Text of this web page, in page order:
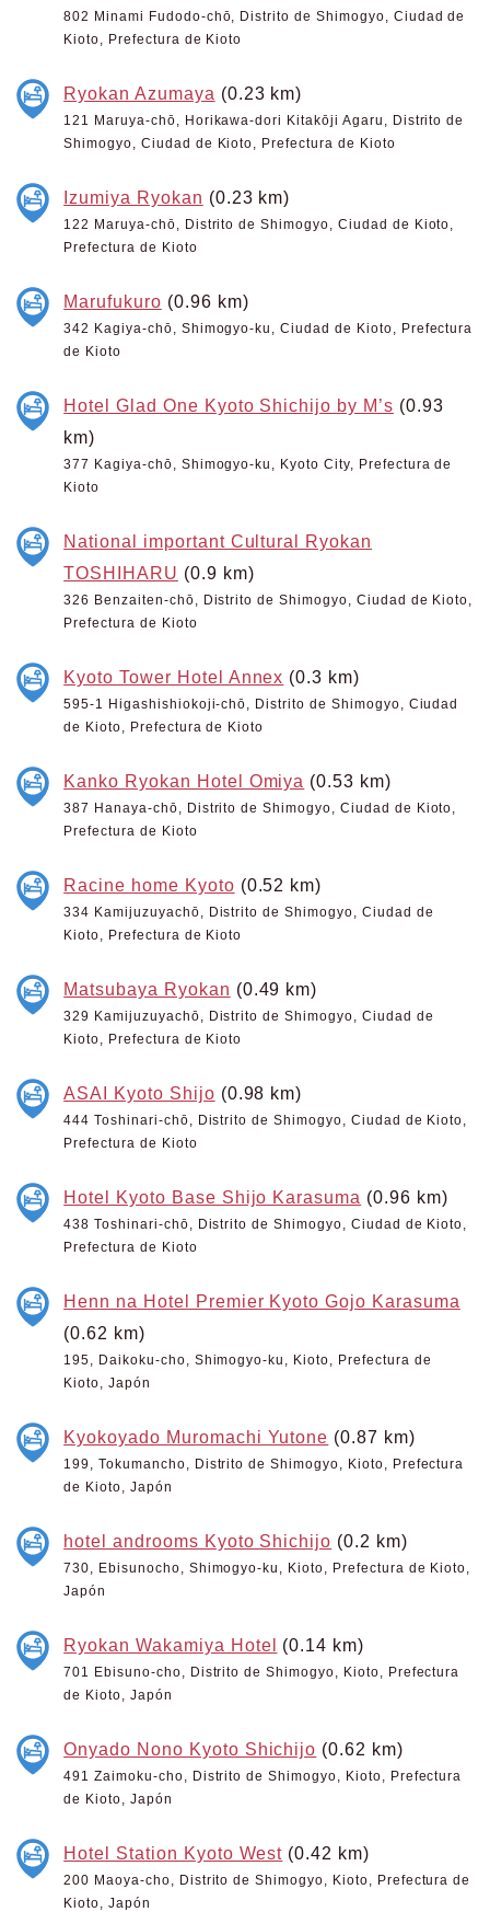
802 Minami Fudodo-chō, Distrito de Shimogyo, Ciudad de
Kioto, Prefectura de Kioto
Ryokan Azumaya (0.23 km)
121 Maruya-chō, Horikawa-dori Kitakōji Agaru, Distrito de
Shimogyo, Ciudad de Kioto, Prefectura de Kioto
Izumiya Ryokan (0.23 km)
122 Maruya-chō, Distrito de Shimogyo, Ciudad de Kioto,
Prefectura de Kioto
Marufukuro (0.96 km)
342 Kagiya-chō, Shimogyo-ku, Ciudad de Kioto, Prefectura
de Kioto
Hotel Glad One Kyoto Shichijo by M’s (0.93
km)
377 Kagiya-chō, Shimogyo-ku, Kyoto City, Prefectura de
Kioto
National important Cultural Ryokan
TOSHIHARU (0.9 km)
326 Benzaiten-chō, Distrito de Shimogyo, Ciudad de Kioto,
Prefectura de Kioto
Kyoto Tower Hotel Annex (0.3 km)
595-1 Higashishiokoji-chō, Distrito de Shimogyo, Ciudad
de Kioto, Prefectura de Kioto
Kanko Ryokan Hotel Omiya (0.53 km)
387 Hanaya-chō, Distrito de Shimogyo, Ciudad de Kioto,
Prefectura de Kioto
Racine home Kyoto (0.52 km)
334 Kamijuzuyachō, Distrito de Shimogyo, Ciudad de
Kioto, Prefectura de Kioto
Matsubaya Ryokan (0.49 km)
329 Kamijuzuyachō, Distrito de Shimogyo, Ciudad de
Kioto, Prefectura de Kioto
ASAI Kyoto Shijo (0.98 km)
444 Toshinari-chō, Distrito de Shimogyo, Ciudad de Kioto,
Prefectura de Kioto
Hotel Kyoto Base Shijo Karasuma (0.96 km)
438 Toshinari-chō, Distrito de Shimogyo, Ciudad de Kioto,
Prefectura de Kioto
Henn na Hotel Premier Kyoto Gojo Karasuma
(0.62 km)
195, Daikoku-cho, Shimogyo-ku, Kioto, Prefectura de
Kioto, Japón
Kyokoyado Muromachi Yutone (0.87 km)
199, Tokumancho, Distrito de Shimogyo, Kioto, Prefectura
de Kioto, Japón
hotel androoms Kyoto Shichijo (0.2 km)
730, Ebisunocho, Shimogyo-ku, Kioto, Prefectura de Kioto,
Japón
Ryokan Wakamiya Hotel (0.14 km)
701 Ebisuno-cho, Distrito de Shimogyo, Kioto, Prefectura
de Kioto, Japón
Onyado Nono Kyoto Shichijo (0.62 km)
491 Zaimoku-cho, Distrito de Shimogyo, Kioto, Prefectura
de Kioto, Japón
Hotel Station Kyoto West (0.42 km)
200 Maoya-cho, Distrito de Shimogyo, Kioto, Prefectura de
Kioto, Japón